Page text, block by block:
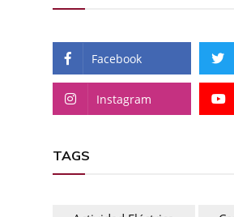
Facebook
Instagram
TAGS